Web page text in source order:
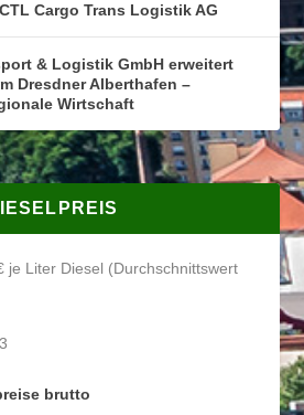
Cargo Trans Logistik AG
& Logistik GmbH erweitert
Dresdner Alberthafen –
Wirtschaft
je Liter Diesel (Durchschnittswert
brutto